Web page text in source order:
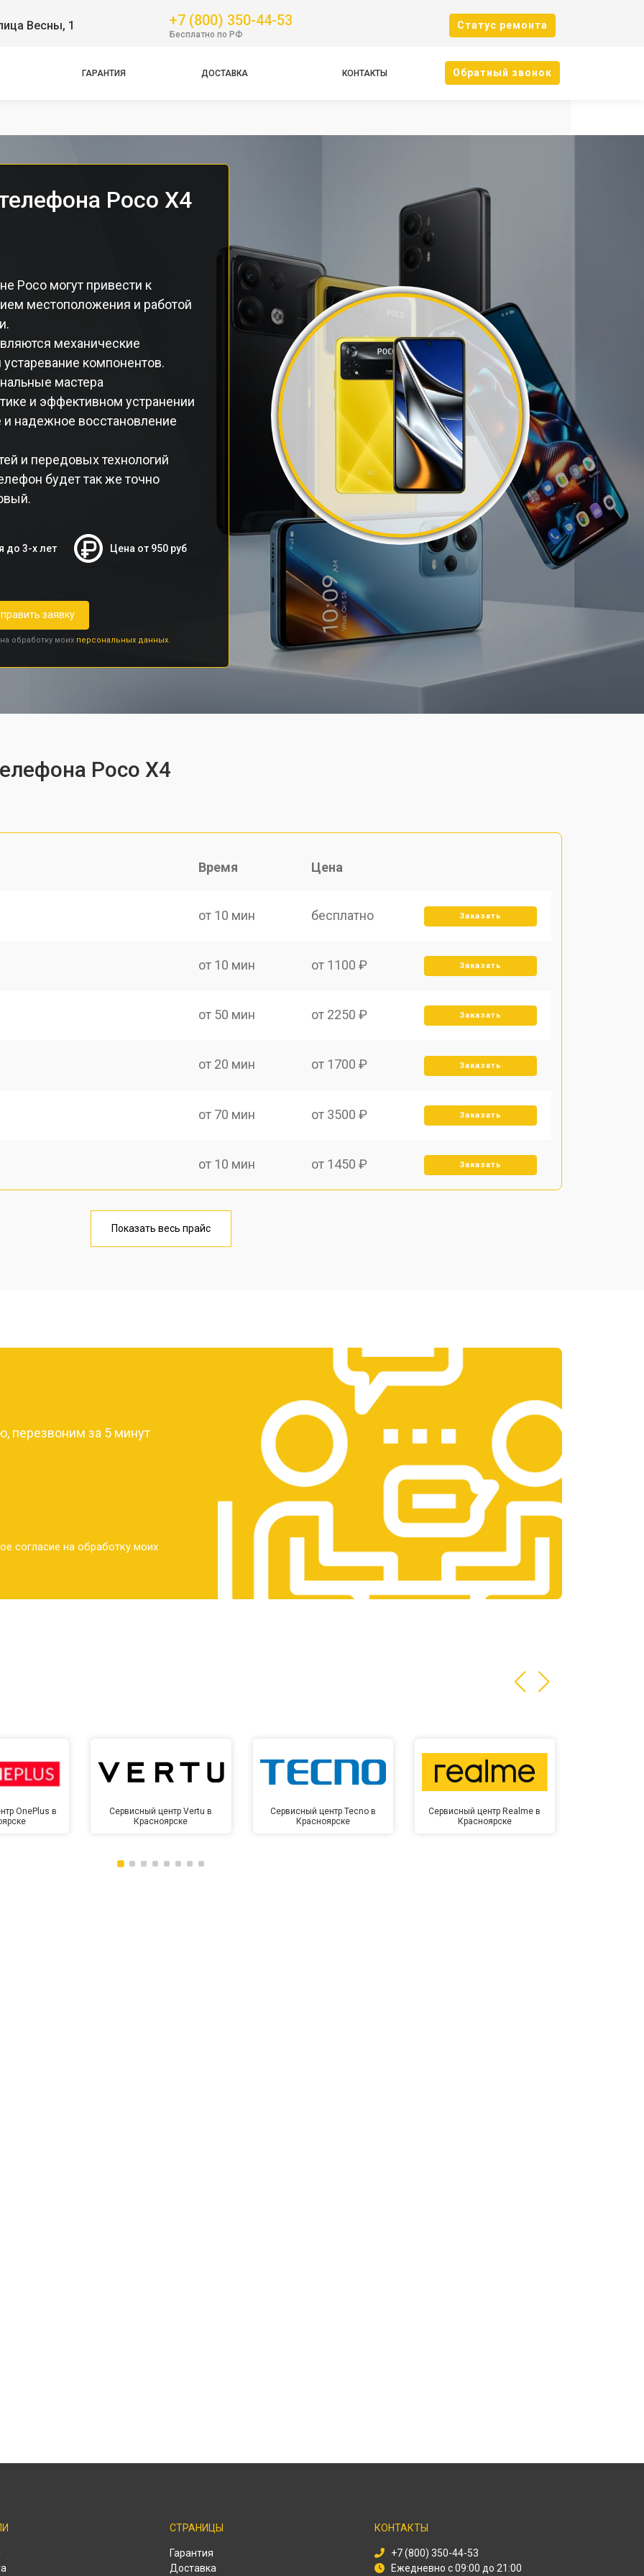
Весны, 1 +7 (800) 350-44-53
Бесплатно по РФ
Cтатус ремонта
ГАРАНТИЯ ДОСТАВКА КОНТАКТЫ Oбратный звонок
Poco X4
Poco могут привести к
местоположения и работой
механические
компонентов.
мастера
и эффективном устранении
надежное восстановление
и передовых технологий
будет так же точно
до 3-х лет Цена от 950 руб
заявку
обработку моих персональных данных.
Poco X4
Время Цена
от 10 мин бесплатно Заказать
от 10 мин от 1100 ₽ Заказать
от 50 мин от 2250 ₽ Заказать
от 20 мин от 1700 ₽ Заказать
от 70 мин от 3500 ₽ Заказать
от 10 мин от 1450 ₽ Заказать
от 40 мин
от 3300 ₽
от 1400 ₽ Заказать
от 2700 ₽ Заказать
от 950 ₽ Заказать
от 1750 ₽
Показать весь прайс
перезвоним за 5 минут
согласие на обработку моих
OnePlus в
Сервисный центр Vertu в
Красноярске
Сервисный центр Tecno в
Красноярске
Сервисный центр Realme в
Красноярске
СТРАНИЦЫ
Гарантия
Доставка
КОНТАКТЫ
+7 (800) 350-44-53
Ежедневно с 09:00 до 21:00